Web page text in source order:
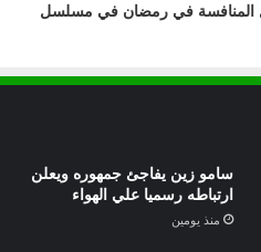
المنافسة في رمضان في مسلسل
سامو زين يفاجئ جمهوره ويعلن
ارتباطه رسميا علي الهواء
منذ يومين